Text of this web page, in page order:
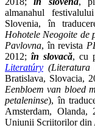
almanahul
Slovenia, în
Hohotele Neogoite de
Pavlovna, în revista
2012; în slovacă, cu
Literatúry (Literatura
Bratislava, Slovacia,
Eenbloem van bloed
petaleninse), în
Amsterdam, Olanda,
Uniunii Scriitorilor din